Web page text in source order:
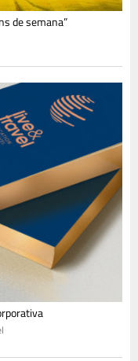
de semana”